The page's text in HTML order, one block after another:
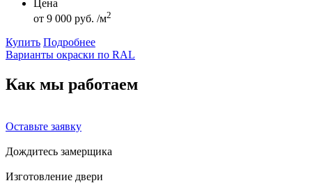
Цена
от 9 000 руб. /м2
Купить Подробнее
Варианты окраски по RAL
Как мы работаем
Оставьте заявку
Дождитесь замерщика
Изготовление двери